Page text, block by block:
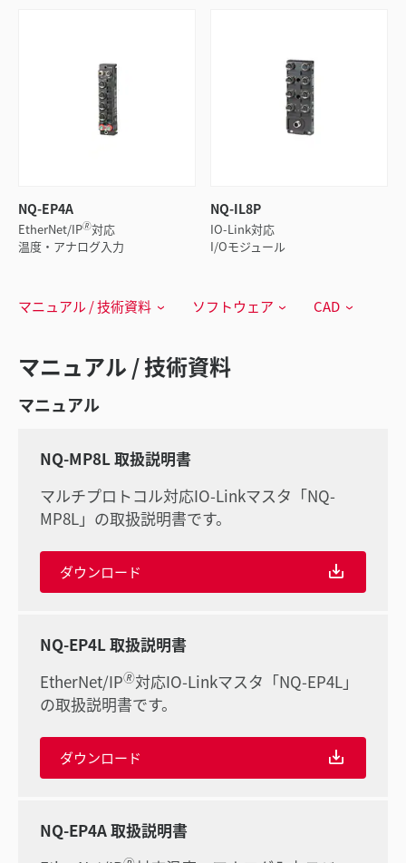
NQ-EP4A
EtherNet/IP🄬対応
温度・アナログ入力
NQ-IL8P
IO-Link対応
I/Oモジュール
マニュアル / 技術資料 ソフトウェア CAD
マニュアル / 技術資料
マニュアル
NQ-MP8L 取扱説明書
マルチプロトコル対応IO-Linkマスタ「NQ-
MP8L」の取扱説明書です。
ダウンロード
NQ-EP4L 取扱説明書
EtherNet/IP🄬対応IO-Linkマスタ「NQ-EP4L」
の取扱説明書です。
ダウンロード
NQ-EP4A 取扱説明書